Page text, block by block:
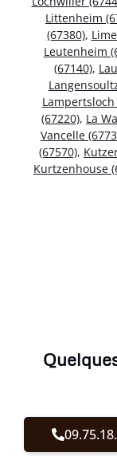
Littenheim
(67380),
Leutenheim
(67140),
Lampertsloch
(67220), La
Vancelle
(67570),
Kurtzenhouse